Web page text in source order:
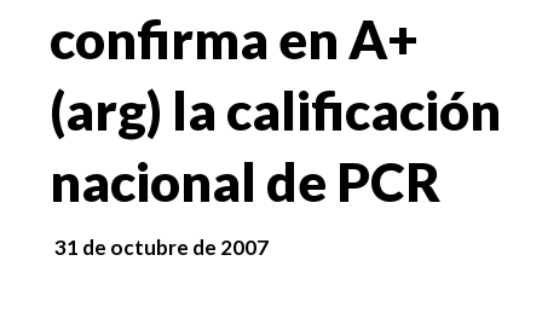
confirma en A+
(arg) la calificación
nacional de PCR
31 de octubre de 2007